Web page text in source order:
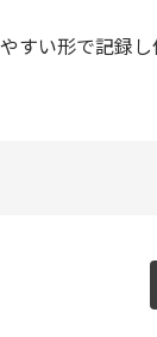
すい形で記録